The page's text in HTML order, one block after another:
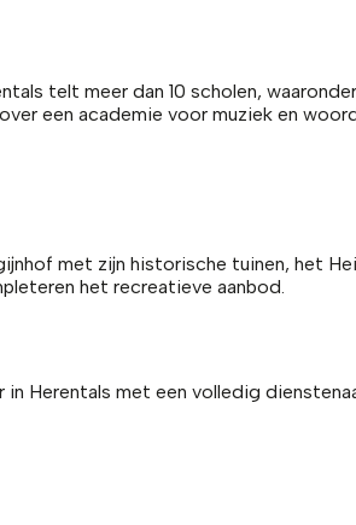
telt meer dan 10 scholen,
een academie voor muziek en
met zijn historische tuinen, het
het recreatieve aanbod.
Herentals met een volledig